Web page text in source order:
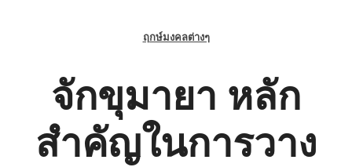
ฤกษ์มงคลต่างๆ
จักขุมายา หลัก
สำคัญในการวาง